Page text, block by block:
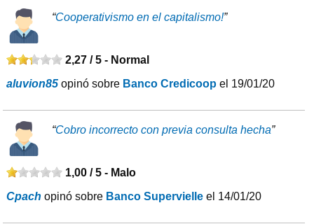
“Cooperativismo en el capitalismo!”
2,27 / 5 - Normal
aluvion85 opinó sobre Banco Credicoop el 19/01/20
“Cobro incorrecto con previa consulta hecha”
1,00 / 5 - Malo
Cpach opinó sobre Banco Supervielle el 14/01/20